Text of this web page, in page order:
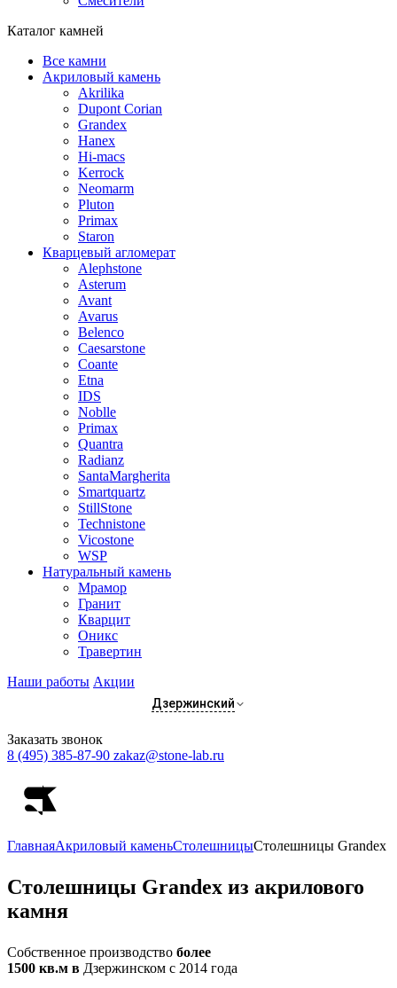
Каталог камней
Все камни
Акриловый камень
Akrilika
Dupont Corian
Grandex
Hanex
Hi-macs
Kerrock
Neomarm
Pluton
Primax
Staron
Кварцевый агломерат
Alephstone
Asterum
Avant
Avarus
Belenco
Caesarstone
Coante
Etna
IDS
Noblle
Primax
Quantra
Radianz
SantaMargherita
Smartquartz
StillStone
Technistone
Vicostone
WSP
Натуральный камень
Мрамор
Гранит
Кварцит
Оникс
Травертин
Наши работы Акции
Дзержинский
Заказать звонок
8 (495) 385-87-90 zakaz@stone-lab.ru
ГлавнаяАкриловый каменьСтолешницыСтолешницы Grandex
Столешницы Grandex из акрилового
камня
Собственное производство более
1500 кв.м в Дзержинском с 2014 года